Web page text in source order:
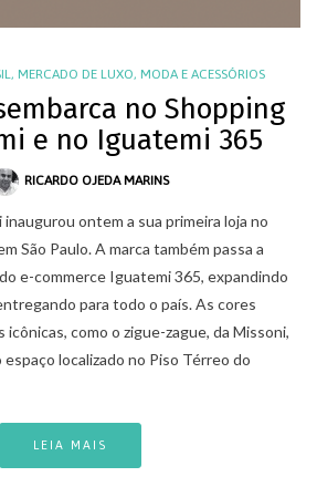
, MERCADO DE LUXO, MODA E ACESSÓRIOS
no Shopping
e no Iguatemi 365
RICARDO OJEDA MARINS
ontem a sua primeira loja no
São Paulo. A marca também passa a
e-commerce Iguatemi 365, expandindo
para todo o país. As cores
como o zigue-zague, da Missoni,
localizado no Piso Térreo do
LEIA MAIS